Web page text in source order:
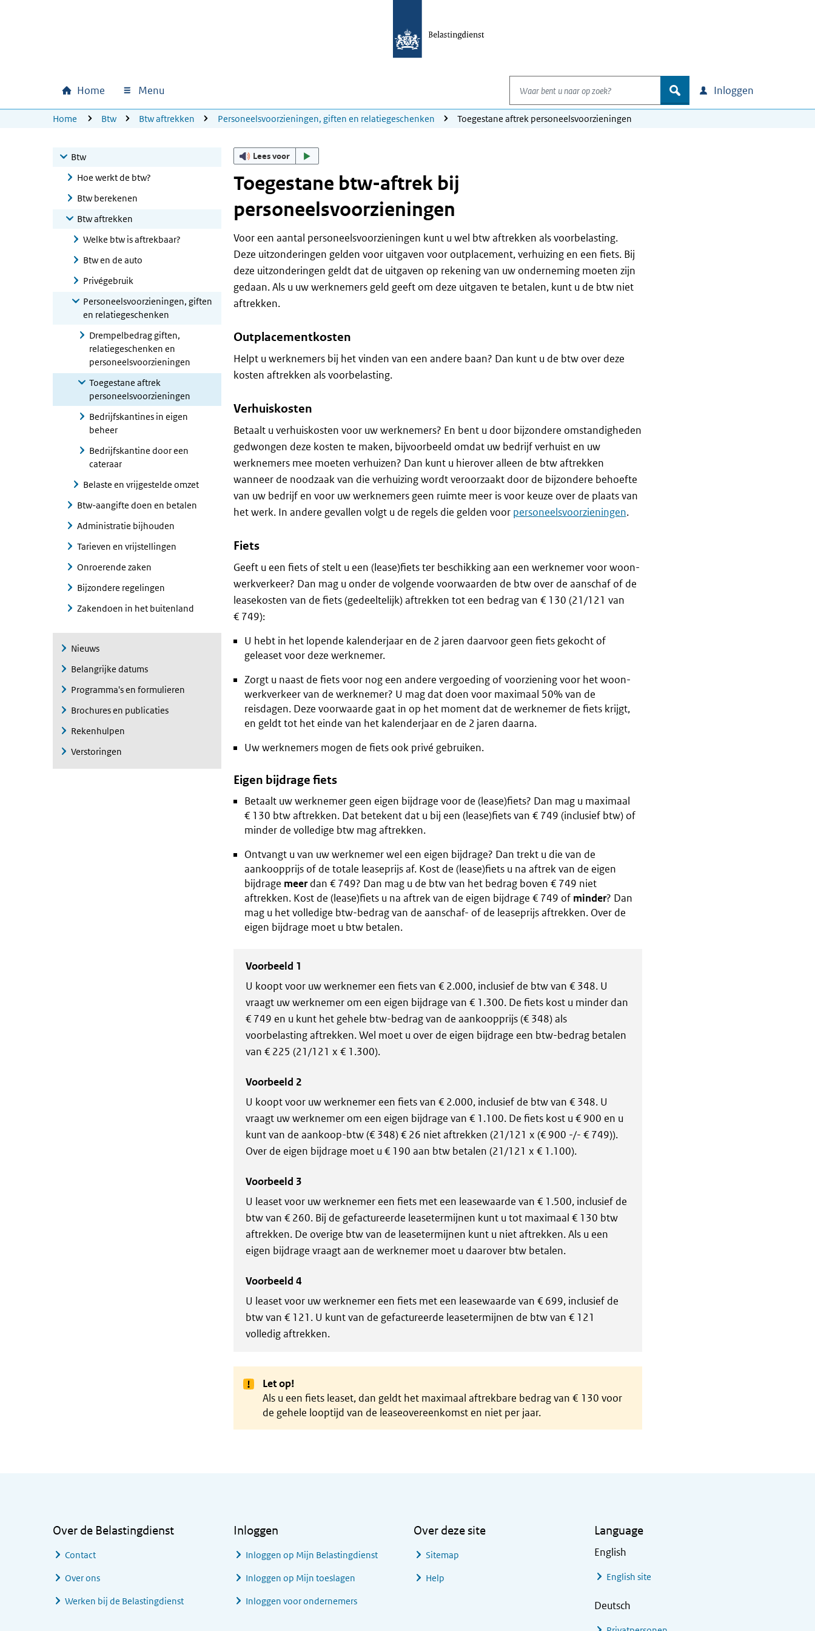
Hoofdnavigatie
Home Menu
Waar bent u naar op zoek?
zoek Inloggen
U bevindt zich hier:
Home Btw Btw aftrekken Personeelsvoorzieningen, giften en relatiegeschenken Toegestane aftrek personeelsvoorzieningen
Btw
Hoe werkt de btw?
Btw berekenen
Btw aftrekken
Welke btw is aftrekbaar?
Btw en de auto
Privégebruik
Personeelsvoorzieningen, giften
en relatiegeschenken
Drempelbedrag giften,
relatiegeschenken en
personeelsvoorzieningen
Toegestane aftrek
personeelsvoorzieningen
Bedrijfskantines in eigen
beheer
Bedrijfskantine door een
cateraar
Belaste en vrijgestelde omzet
Btw-aangifte doen en betalen
Administratie bijhouden
Tarieven en vrijstellingen
Onroerende zaken
Bijzondere regelingen
Zakendoen in het buitenland
Nieuws
Belangrijke datums
Programma's en formulieren
Brochures en publicaties
Rekenhulpen
Verstoringen
Lees voor
Toegestane btw-aftrek bij
personeelsvoorzieningen
Voor een aantal personeelsvoorzieningen kunt u wel btw aftrekken als voorbelasting.
Deze uitzonderingen gelden voor uitgaven voor outplacement, verhuizing en een fiets. Bij
deze uitzonderingen geldt dat de uitgaven op rekening van uw onderneming moeten zijn
gedaan. Als u uw werknemers geld geeft om deze uitgaven te betalen, kunt u de btw niet
aftrekken.
Outplacementkosten
Helpt u werknemers bij het vinden van een andere baan? Dan kunt u de btw over deze
kosten aftrekken als voorbelasting.
Verhuiskosten
Betaalt u verhuiskosten voor uw werknemers? En bent u door bijzondere omstandigheden
gedwongen deze kosten te maken, bijvoorbeeld omdat uw bedrijf verhuist en uw
werknemers mee moeten verhuizen? Dan kunt u hierover alleen de btw aftrekken
wanneer de noodzaak van die verhuizing wordt veroorzaakt door de bijzondere behoefte
van uw bedrijf en voor uw werknemers geen ruimte meer is voor keuze over de plaats van
het werk. In andere gevallen volgt u de regels die gelden voor personeelsvoorzieningen.
Fiets
Geeft u een fiets of stelt u een (lease)fiets ter beschikking aan een werknemer voor woon-
werkverkeer? Dan mag u onder de volgende voorwaarden de btw over de aanschaf of de
leasekosten van de fiets (gedeeltelijk) aftrekken tot een bedrag van € 130 (21/121 van
€ 749):
U hebt in het lopende kalenderjaar en de 2 jaren daarvoor geen fiets gekocht of
geleaset voor deze werknemer.
Zorgt u naast de fiets voor nog een andere vergoeding of voorziening voor het woon-
werkverkeer van de werknemer? U mag dat doen voor maximaal 50% van de
reisdagen. Deze voorwaarde gaat in op het moment dat de werknemer de fiets krijgt,
en geldt tot het einde van het kalenderjaar en de 2 jaren daarna.
Uw werknemers mogen de fiets ook privé gebruiken.
Eigen bijdrage fiets
Betaalt uw werknemer geen eigen bijdrage voor de (lease)fiets? Dan mag u maximaal
€ 130 btw aftrekken. Dat betekent dat u bij een (lease)fiets van € 749 (inclusief btw) of
minder de volledige btw mag aftrekken.
Ontvangt u van uw werknemer wel een eigen bijdrage? Dan trekt u die van de
aankoopprijs of de totale leaseprijs af. Kost de (lease)fiets u na aftrek van de eigen
bijdrage meerdan € 749? Dan mag u de btw van het bedrag boven € 749 niet
aftrekken. Kost de (lease)fiets u na aftrek van de eigen bijdrage € 749 of minder? Dan
mag u het volledige btw-bedrag van de aanschaf- of de leaseprijs aftrekken. Over de
eigen bijdrage moet u btw betalen.
Voorbeeld 1
U koopt voor uw werknemer een fiets van € 2.000, inclusief de btw van € 348. U
vraagt uw werknemer om een eigen bijdrage van € 1.300. De fiets kost u minder dan
€ 749 en u kunt het gehele btw-bedrag van de aankoopprijs (€ 348) als
voorbelasting aftrekken. Wel moet u over de eigen bijdrage een btw-bedrag betalen
van € 225 (21/121 x € 1.300).
Voorbeeld 2
U koopt voor uw werknemer een fiets van € 2.000, inclusief de btw van € 348. U
vraagt uw werknemer om een eigen bijdrage van € 1.100. De fiets kost u € 900 en u
kunt van de aankoop-btw (€ 348) € 26 niet aftrekken (21/121 x (€ 900 -/- € 749)).
Over de eigen bijdrage moet u € 190 aan btw betalen (21/121 x € 1.100).
Voorbeeld 3
U leaset voor uw werknemer een fiets met een leasewaarde van € 1.500, inclusief de
btw van € 260. Bij de gefactureerde leasetermijnen kunt u tot maximaal € 130 btw
aftrekken. De overige btw van de leasetermijnen kunt u niet aftrekken. Als u een
eigen bijdrage vraagt aan de werknemer moet u daarover btw betalen.
Voorbeeld 4
U leaset voor uw werknemer een fiets met een leasewaarde van € 699, inclusief de
btw van € 121. U kunt van de gefactureerde leasetermijnen de btw van € 121
volledig aftrekken.
Let op!
Als u een fiets leaset, dan geldt het maximaal aftrekbare bedrag van € 130 voor
de gehele looptijd van de leaseovereenkomst en niet per jaar.
Over de Belastingdienst
Contact
Over ons
Werken bij de Belastingdienst
Inloggen
Inloggen op Mijn Belastingdienst
Inloggen op Mijn toeslagen
Inloggen voor ondernemers
Over deze site
Sitemap
Help
Language
English
English site
Deutsch